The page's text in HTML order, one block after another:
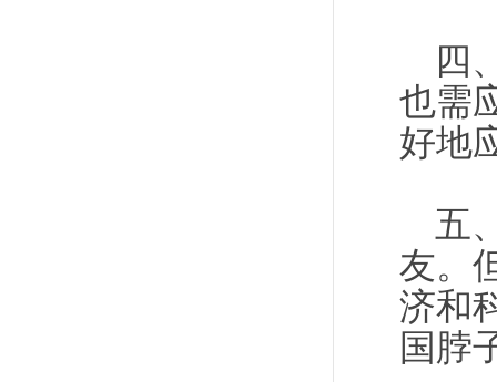
四
也需
好地
五
友。
济和
国脖